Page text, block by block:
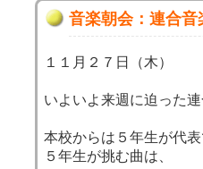
音楽朝会：連合音
１１月２７日（木）
いよいよ来週に迫った
本校からは５年生が代
５年生が挑む曲は、